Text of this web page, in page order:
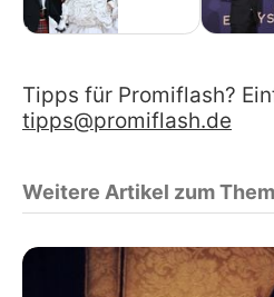
Tipps für Promiflash?
tipps@promiflash.de
Weitere Artikel zum